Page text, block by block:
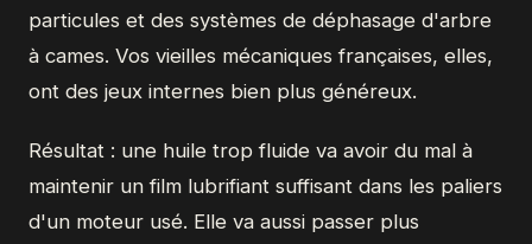
particules et des systèmes de déphasage d'arbre
à cames. Vos vieilles mécaniques françaises, elles,
ont des jeux internes bien plus généreux.
Résultat : une huile trop fluide va avoir du mal à
maintenir un film lubrifiant suffisant dans les paliers
d'un moteur usé. Elle va aussi passer plus